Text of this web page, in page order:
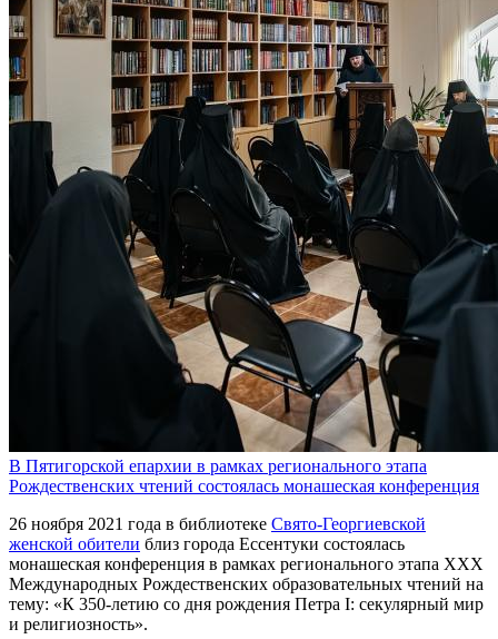
В Пятигорской епархии в рамках регионального этапа
Рождественских чтений состоялась монашеская конференция
26 ноября 2021 года в библиотеке Свято-Георгиевской
женской обители близ города Ессентуки состоялась
монашеская конференция в рамках регионального этапа ХХХ
Международных Рождественских образовательных чтений на
тему: «К 350-летию со дня рождения Петра I: секулярный мир
и религиозность».